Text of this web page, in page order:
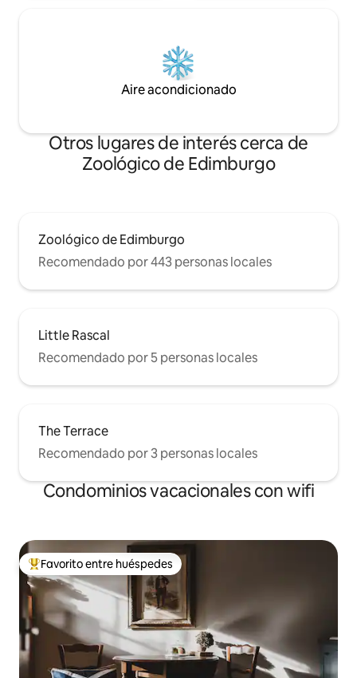
Aire acondicionado
Otros lugares de interés cerca de
Zoológico de Edimburgo
Zoológico de Edimburgo
Recomendado por 443 personas locales
Little Rascal
Recomendado por 5 personas locales
The Terrace
Recomendado por 3 personas locales
Condominios vacacionales con wifi
Favorito entre huéspedes preferido
Favorito entre huéspedes